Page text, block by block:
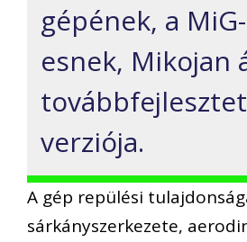
gépének, a
esnek, Mikojan
verziója.
A gép repülési
sárkányszerkezete,